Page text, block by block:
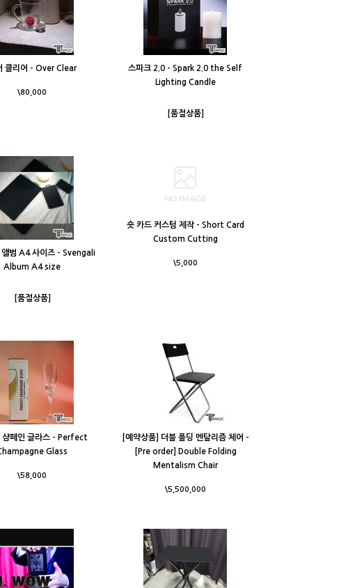
클리어 - Over Clear
\80,000
스파크 2.0 - Spark 2.0 the Self
Lighting Candle
[품절상품]
앨범 A4 사이즈 - Svengali
Album A4 size
[품절상품]
숏 카드 커스텀 제작 - Short Card
Custom Cutting
\5,000
샴페인 글라스 - Perfect
Glass
\58,000
[예약상품] 더블 폴딩 멘탈리즘 체어 -
[Pre order] Double Folding
Mentalism Chair
\5,500,000